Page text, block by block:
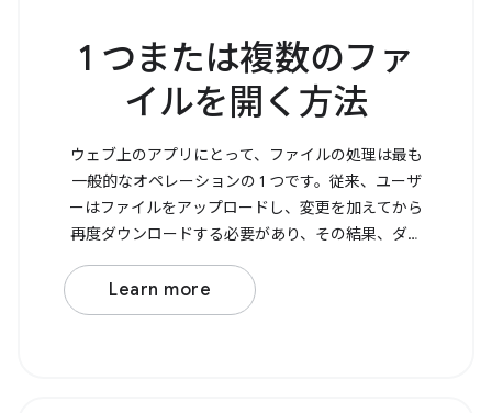
1 つまたは複数のファ
イルを開く方法
ウェブ上のアプリにとって、ファイルの処理は最も
一般的なオペレーションの 1 つです。従来、ユーザ
ーはファイルをアップロードし、変更を加えてから
再度ダウンロードする必要があり、その結果、ダウ
ンロード フォルダにコピーが作成されていました。
File System Access API を使用すると、ファイルを直
接開いて変更し、変更内容を元のファイルに保存で
Learn more